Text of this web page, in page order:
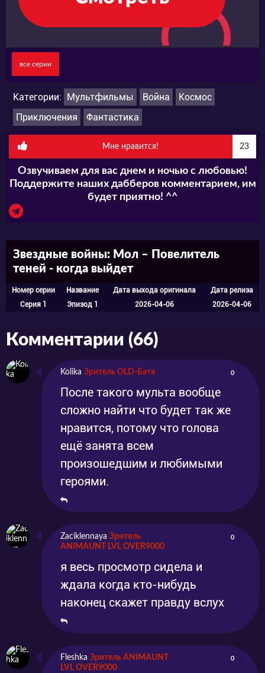
все серии
Категории: Мультфильмы Война
Космос
Приключения
Фантастика
Мне нравится! 23
Озвучиваем для вас днем и ночью с любовью!
Поддержите наших дабберов комментарием, им
будет приятно! ^^
Звездные войны: Мол – Повелитель
теней - когда выйдет
Номер серии Название Дата выхода оригинала
Дата релиза
Серия 1
Эпизод 1 2026-04-06 2026-04-06
Комментарии (66)
Kolika Зритель OLD-Батя 0
После такого мульта вообще
сложно найти что будет так же
нравится, потому что голова
ещё занята всем
произошедшим и любимыми
героями.
Zaciklennaya Зритель
ANIMAUNT LVL OVER9000
0
я весь просмотр сидела и
ждала когда кто-нибудь
наконец скажет правду вслух
Fleshka Зритель ANIMAUNT
LVL OVER9000
0